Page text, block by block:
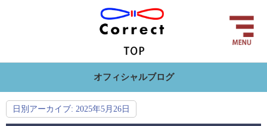
オフィシャルブログ
日別アーカイブ: 2025年5月26日